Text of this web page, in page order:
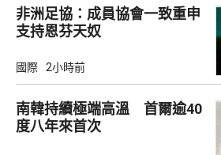
非洲足協：成員協會一致重申
支持恩芬天奴
國際 2小時前
南韓持續極端高溫 首爾逾40
度八年來首次